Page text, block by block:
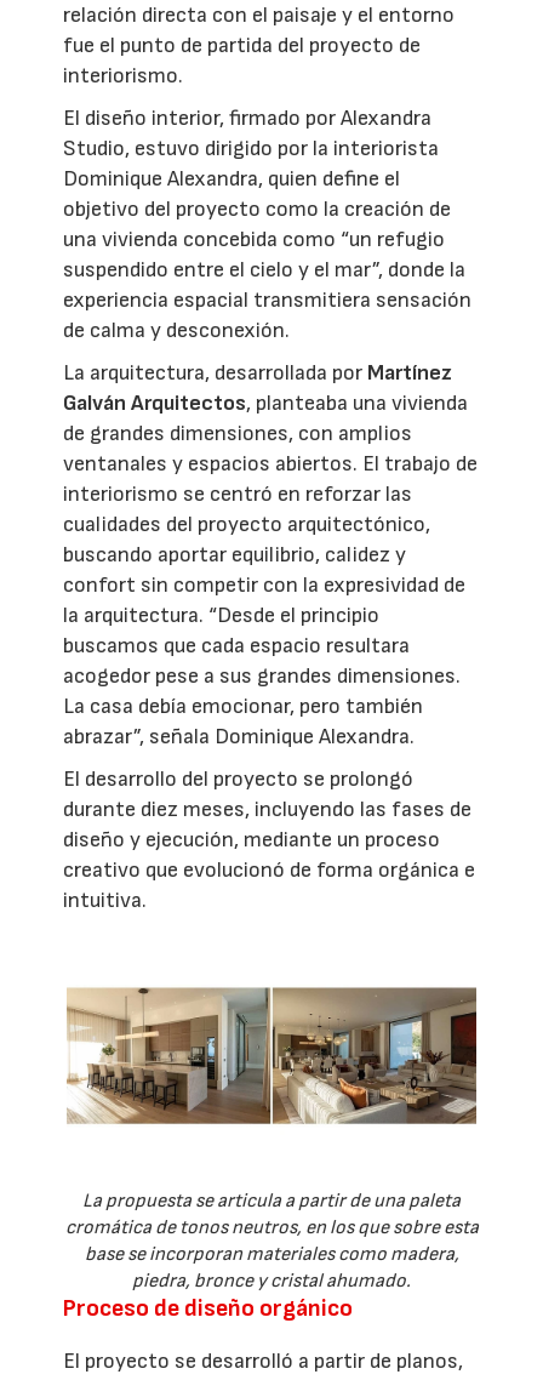
relación directa con el paisaje y el entorno
fue el punto de partida del proyecto de
interiorismo.
El diseño interior, firmado por Alexandra
Studio, estuvo dirigido por la interiorista
Dominique Alexandra, quien define el
objetivo del proyecto como la creación de
una vivienda concebida como “un refugio
suspendido entre el cielo y el mar”, donde la
experiencia espacial transmitiera sensación
de calma y desconexión.
La arquitectura, desarrollada por Martínez
Galván Arquitectos, planteaba una vivienda
de grandes dimensiones, con amplios
ventanales y espacios abiertos. El trabajo de
interiorismo se centró en reforzar las
cualidades del proyecto arquitectónico,
buscando aportar equilibrio, calidez y
confort sin competir con la expresividad de
la arquitectura. “Desde el principio
buscamos que cada espacio resultara
acogedor pese a sus grandes dimensiones.
La casa debía emocionar, pero también
abrazar”, señala Dominique Alexandra.
El desarrollo del proyecto se prolongó
durante diez meses, incluyendo las fases de
diseño y ejecución, mediante un proceso
creativo que evolucionó de forma orgánica e
intuitiva.
La propuesta se articula a partir de una paleta
cromática de tonos neutros, en los que sobre esta
base se incorporan materiales como madera,
piedra, bronce y cristal ahumado.
Proceso de diseño orgánico
El proyecto se desarrolló a partir de planos,